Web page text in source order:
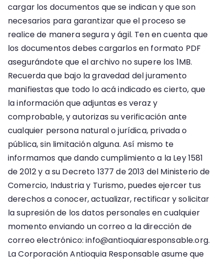
cargar los documentos que se indican y que son
necesarios para garantizar que el proceso se
realice de manera segura y ágil. Ten en cuenta que
los documentos debes cargarlos en formato PDF
asegurándote que el archivo no supere los 1MB.
Recuerda que bajo la gravedad del juramento
manifiestas que todo lo acá indicado es cierto, que
la información que adjuntas es veraz y
comprobable, y autorizas su verificación ante
cualquier persona natural o jurídica, privada o
pública, sin limitación alguna. Así mismo te
informamos que dando cumplimiento a la Ley 1581
de 2012 y a su Decreto 1377 de 2013 del Ministerio de
Comercio, Industria y Turismo, puedes ejercer tus
derechos a conocer, actualizar, rectificar y solicitar
la supresión de los datos personales en cualquier
momento enviando un correo a la dirección de
correo electrónico: info@antioquiaresponsable.org.
La Corporación Antioquia Responsable asume que